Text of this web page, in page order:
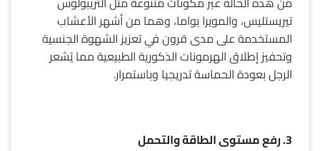
تيريستليس، والمويرا بواما، وهما من أشهر الأعشاب
المستخدمة على مدى قرون في تعزيز الشهوة الجنسية
وتحفيز إطلاق الهرمونات الذكورية الطبيعية مما يُشعر
الرجل بعودة الحماسة تدريجيا وباستمرار.
3. رفع مستوى الطاقة والتحمل